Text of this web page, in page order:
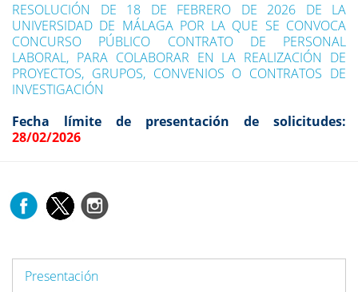
RESOLUCIÓN DE 18 DE FEBRERO DE 2026 DE LA
UNIVERSIDAD DE MÁLAGA POR LA QUE SE CONVOCA
CONCURSO PÚBLICO CONTRATO DE PERSONAL
LABORAL, PARA COLABORAR EN LA REALIZACIÓN DE
PROYECTOS, GRUPOS, CONVENIOS O CONTRATOS DE
INVESTIGACIÓN
Fecha límite de presentación de solicitudes:
28/02/2026
Presentación